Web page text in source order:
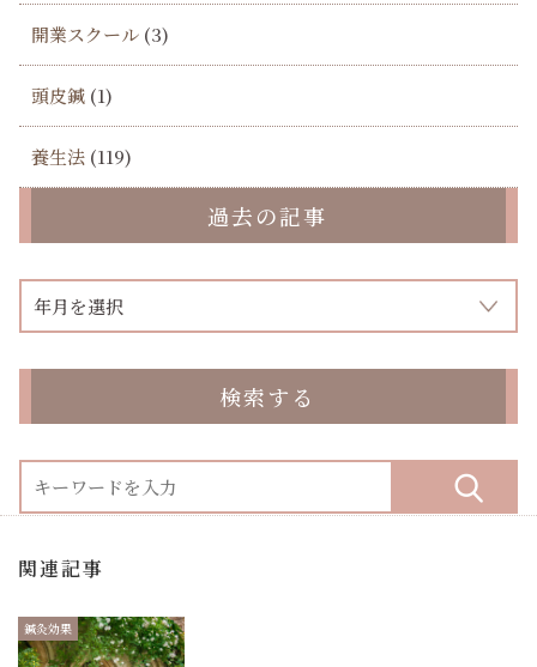
開業スクール (3)
頭皮鍼 (1)
養生法 (119)
過去の記事
検索する
関連記事
鍼灸効果